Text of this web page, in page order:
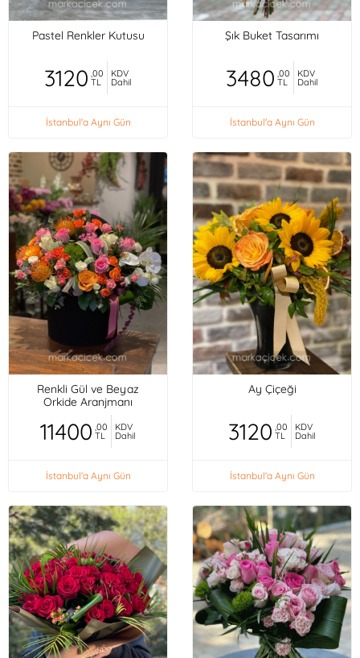
Pastel Renkler Kutusu
3120 ,00
TL
KDV
Dahil
İstanbul'a Aynı Gün
Şık Buket Tasarımı
3480 ,00
TL
KDV
Dahil
İstanbul'a Aynı Gün
Renkli Gül ve Beyaz
Orkide Aranjmanı
11400 ,00
TL
KDV
Dahil
İstanbul'a Aynı Gün
Ay Çiçeği
3120 ,00
TL
KDV
Dahil
İstanbul'a Aynı Gün